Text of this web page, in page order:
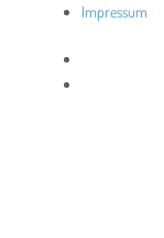
Impressum